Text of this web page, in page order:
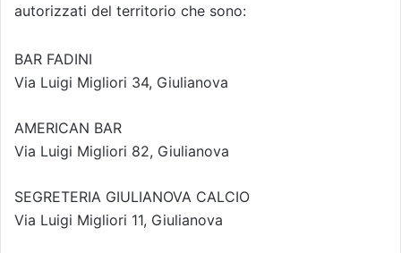
autorizzati del territorio che sono:
BAR FADINI
Via Luigi Migliori 34, Giulianova
AMERICAN BAR
Via Luigi Migliori 82, Giulianova
SEGRETERIA GIULIANOVA CALCIO
Via Luigi Migliori 11, Giulianova